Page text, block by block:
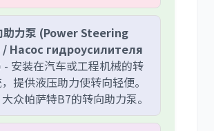
助力泵 (Power Steering
/ Насос гидроусилителя
- 安装在汽车或工程机械的转
提供液压助力使转向轻便。
众帕萨特B7的转向助力泵。